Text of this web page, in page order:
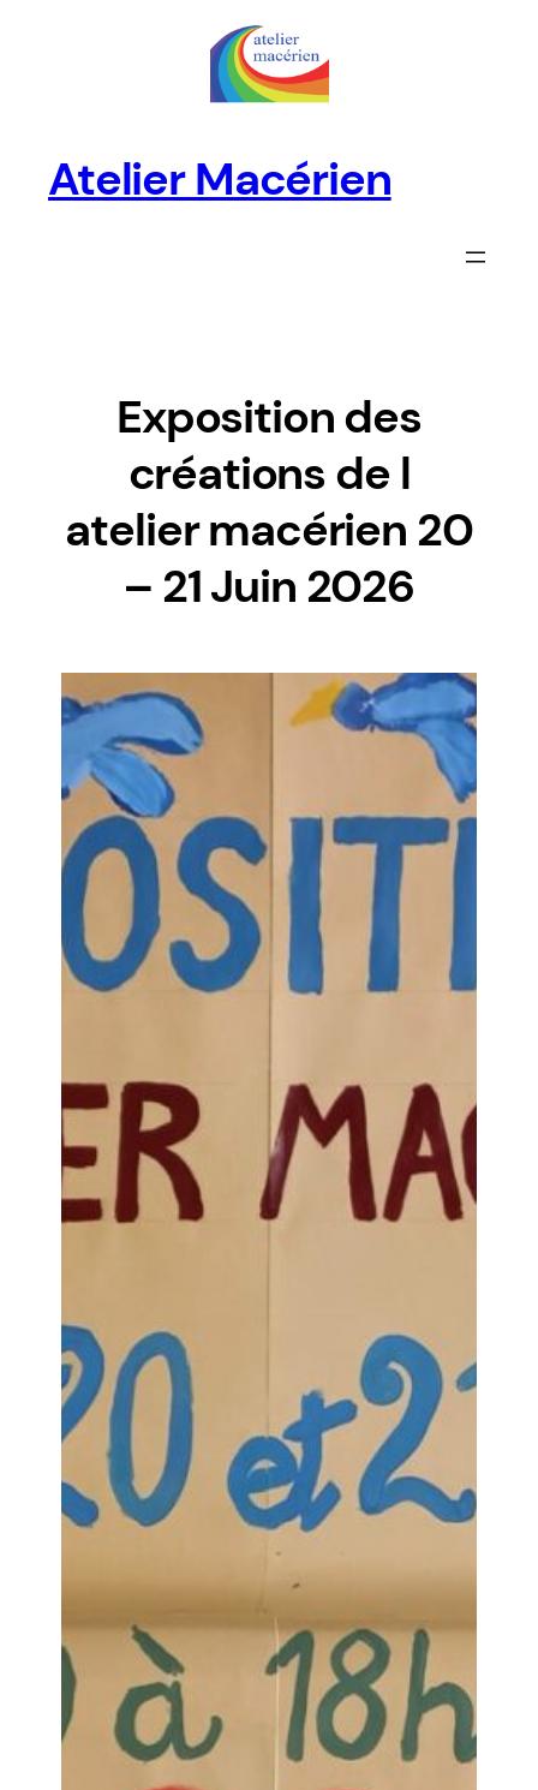
Atelier Macérien
Exposition des
créations de l
atelier macérien 20
– 21 Juin 2026